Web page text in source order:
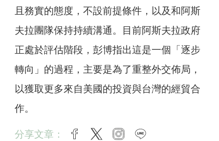
且務實的態度，不設前提條件，以及和阿斯
夫拉團隊保持持續溝通。目前阿斯夫拉政府
正處於評估階段，彭博指出這是一個「逐步
轉向」的過程，主要是為了重整外交佈局，
以獲取更多來自美國的投資與台灣的經貿合
作。
分享文章： facebook
twitter instagram